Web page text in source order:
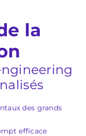
la
des grands
efficace